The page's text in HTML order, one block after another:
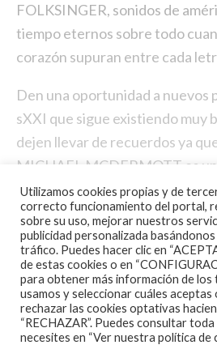
FOLKSINGER, sonidos de
tiempo eternos sobre todo
corazón supuran entre cada
Den una oportunidad a nuevos
sXXI que sigue existiendo muy
dejen llevar de recuerdos ya
MICHAEL MCDERMOTT es
este Willow Springs.
[youtube id=»5Cmz_R-jkeU»
height=»360″]
Utilizamos cookies propias y de
correcto funcionamiento del portal,
sobre su uso, mejorar nuestros
publicidad personalizada basándonos
tráfico. Puedes hacer clic en
de estas cookies o en
para obtener más información de los
usamos y seleccionar cuáles aceptas
rechazar las cookies optativas
“RECHAZAR”. Puedes consultar
necesites en “Ver nuestra política de